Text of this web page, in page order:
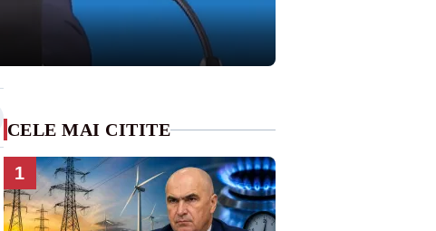
CELE MAI CITITE
1